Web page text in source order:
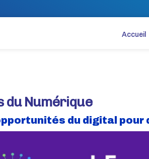
Accueil
du Numérique
du digital